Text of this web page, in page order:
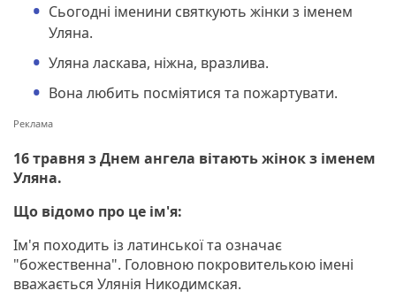
Сьогодні іменини святкують жінки з іменем
Уляна.
Уляна ласкава, ніжна, вразлива.
Вона любить посміятися та пожартувати.
16 травня з Днем ангела вітають жінок з іменем
Уляна.
Що відомо про це ім'я:
Ім'я походить із латинської та означає
"божественна". Головною покровителькою імені
вважається Улянія Никодимская.